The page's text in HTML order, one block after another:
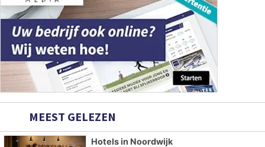
MEEST GELEZEN
Hotels in Noordwijk